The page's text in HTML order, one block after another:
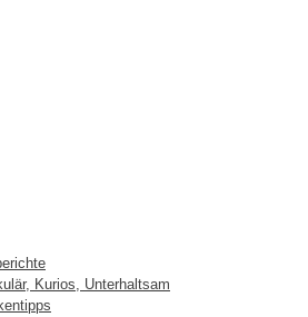
Kurios, Unterhaltsam